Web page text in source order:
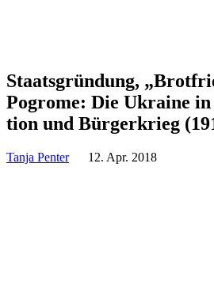
Staats­grün­dung,
Pogrome: Die Ukraine
tion und Bür­ger­krieg
Tanja Penter 12. Apr. 2018